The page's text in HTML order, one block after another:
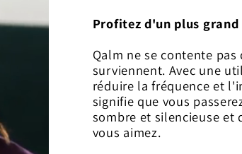
Profitez d'un plus
Qalm ne se contente
surviennent. Avec une
réduire la fréquence et
signifie que vous
sombre et silencieuse et
vous aimez.